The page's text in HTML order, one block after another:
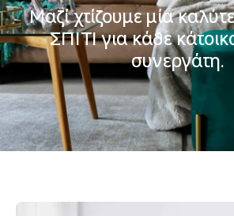
Μαζί χτίζουμε μία
ΣΠΙΤΙ για κάθε
συνεργάτη.